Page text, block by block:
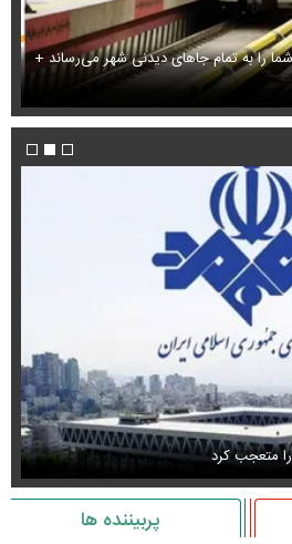
را به تمام جاهای دیدنی شهر می‌رساند +
متعجب کرد
پربیننده ها